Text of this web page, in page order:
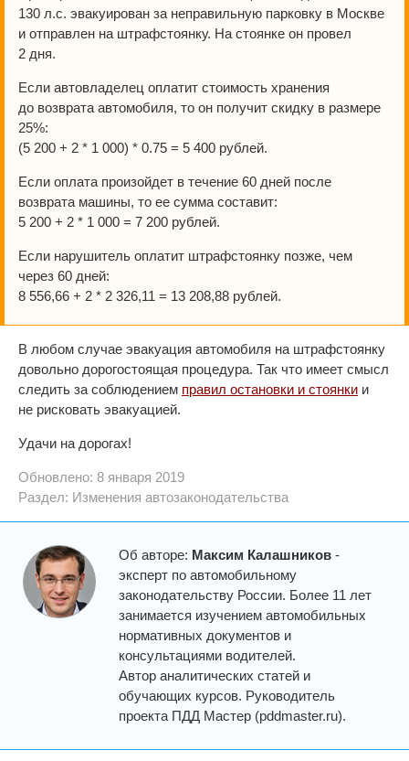
130 л.с. эвакуирован за неправильную парковку в Москве
и отправлен на штрафстоянку. На стоянке он провел
2 дня.
Если автовладелец оплатит стоимость хранения
до возврата автомобиля, то он получит скидку в размере
25%:
(5 200 + 2 * 1 000) * 0.75 = 5 400 рублей.
Если оплата произойдет в течение 60 дней после
возврата машины, то ее сумма составит:
5 200 + 2 * 1 000 = 7 200 рублей.
Если нарушитель оплатит штрафстоянку позже, чем
через 60 дней:
8 556,66 + 2 * 2 326,11 = 13 208,88 рублей.
В любом случае эвакуация автомобиля на штрафстоянку
довольно дорогостоящая процедура. Так что имеет смысл
следить за соблюдением правил остановки и стоянки и
не рисковать эвакуацией.
Удачи на дорогах!
Обновлено: 8 января 2019
Раздел: Изменения автозаконодательства
Об авторе: Максим Калашников -
эксперт по автомобильному
законодательству России. Более 11 лет
занимается изучением автомобильных
нормативных документов и
консультациями водителей.
Автор аналитических статей и
обучающих курсов. Руководитель
проекта ПДД Мастер (pddmaster.ru).